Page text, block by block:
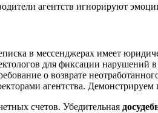
агентств игнорируют
в мессенджерах имеет
для фиксации нарушений
о возврате
агентства. Демонстрируем
счетов. Убедительная